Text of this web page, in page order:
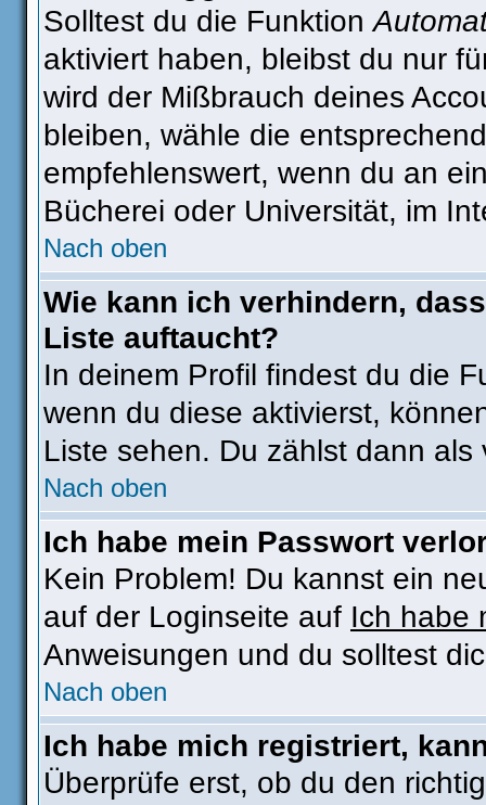
Solltest du die Funktion
aktiviert haben, bleibst du nur
wird der Mißbrauch deines
bleiben, wähle die
empfehlenswert, wenn du an
Bücherei oder Universität, im
Nach oben
Wie kann ich verhindern,
Liste auftaucht?
In deinem Profil findest du die
wenn du diese aktivierst,
Liste sehen. Du zählst dann als
Nach oben
Ich habe mein Passwort
Kein Problem! Du kannst ein
auf der Loginseite auf Ich habe
Anweisungen und du solltest
Nach oben
Ich habe mich registriert,
Überprüfe erst, ob du den